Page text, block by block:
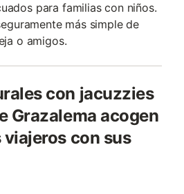
para familias con niños.
más simple de
o amigos.
con jacuzzies
Grazalema acogen
con sus